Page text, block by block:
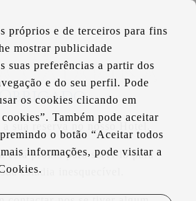
a sua reserva no nosso Hotel.
está pronta para servi-lo para
estadia inesquecível.
próprios e de terceiros para fins
mostrar publicidade
suas preferências a partir dos
e do seu perfil. Pode
os cookies clicando em
Também pode aceitar
o botão “Aceitar todos
informações, pode visitar a